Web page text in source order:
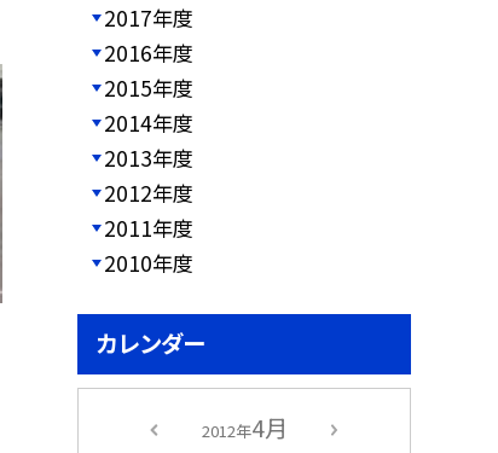
2017年度
2016年度
2015年度
2014年度
2013年度
2012年度
2011年度
2010年度
カレンダー
2012年4月